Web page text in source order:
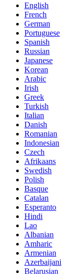
English
French
German
Portuguese
Spanish
Russian
Japanese
Korean
Arabic
Irish
Greek
Turkish
Italian
Danish
Romanian
Indonesian
Czech
Afrikaans
Swedish
Polish
Basque
Catalan
Esperanto
Hindi
Lao
Albanian
Amharic
Armenian
Azerbaijani
Belarusian